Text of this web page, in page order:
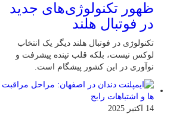
ظهور تکنولوژی‌های جدید
در فوتبال هلند
تکنولوژی در فوتبال هلند دیگر یک انتخاب
لوکس نیست، بلکه قلب تپنده پیشرفت و
نوآوری در این کشور پیشگام است.
14 اکتبر 2025